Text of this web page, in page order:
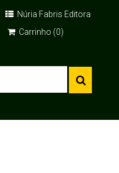
Núria Fabris Editora
Carrinho (0)